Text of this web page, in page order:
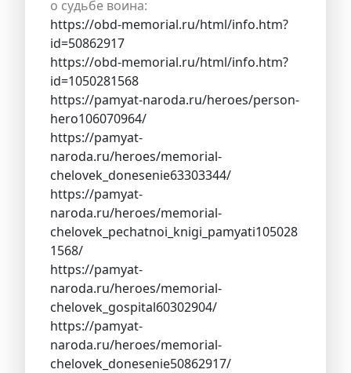
о судьбе воина:
https://obd-memorial.ru/html/info.htm?
id=50862917
https://obd-memorial.ru/html/info.htm?
id=1050281568
https://pamyat-naroda.ru/heroes/person-
hero106070964/
https://pamyat-
naroda.ru/heroes/memorial-
chelovek_donesenie63303344/
https://pamyat-
naroda.ru/heroes/memorial-
chelovek_pechatnoi_knigi_pamyati105028
1568/
https://pamyat-
naroda.ru/heroes/memorial-
chelovek_gospital60302904/
https://pamyat-
naroda.ru/heroes/memorial-
chelovek_donesenie50862917/